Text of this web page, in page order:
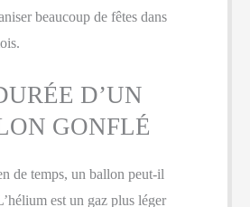
beaucoup de fêtes dans
D’UN
GONFLÉ
de temps, un ballon peut-il
est un gaz plus léger